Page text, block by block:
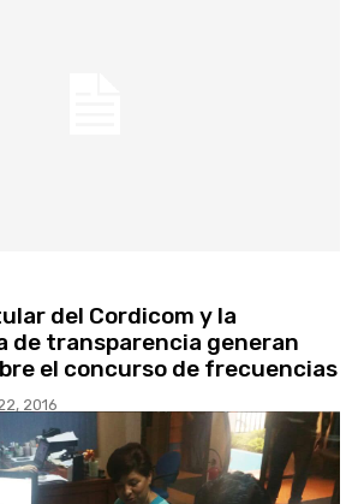
del Cordicom y la
de transparencia generan
el concurso de frecuencias
2016